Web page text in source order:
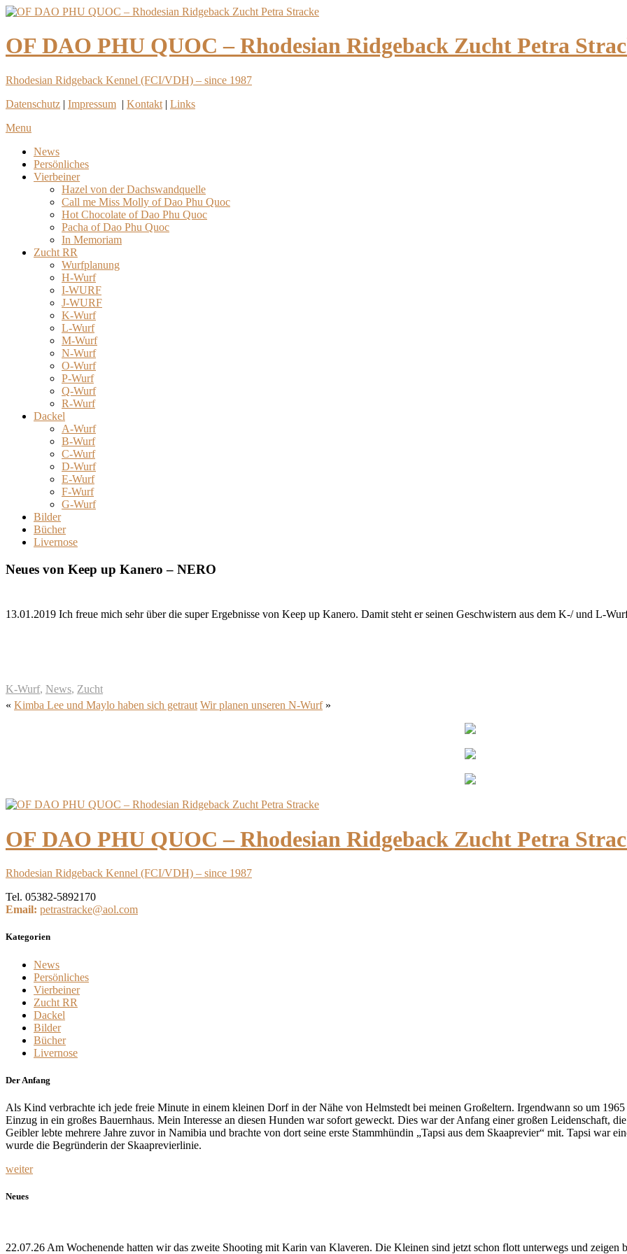
OF DAO PHU QUOC – Rhodesian Ridgeback Zucht Petra
Rhodesian Ridgeback Kennel (FCI/VDH) – since 1987
Datenschutz | Impressum | Kontakt | Links
Menu
News
Persönliches
Vierbeiner
Hazel von der Dachswandquelle
Call me Miss Molly of Dao Phu Quoc
Hot Chocolate of Dao Phu Quoc
Pacha of Dao Phu Quoc
In Memoriam
Zucht RR
Wurfplanung
H-Wurf
I-WURF
J-WURF
K-Wurf
L-Wurf
M-Wurf
N-Wurf
O-Wurf
P-Wurf
Q-Wurf
R-Wurf
Dackel
A-Wurf
B-Wurf
C-Wurf
D-Wurf
E-Wurf
F-Wurf
G-Wurf
Bilder
Bücher
Livernose
Neues von Keep up Kanero – NERO
13.01.2019 Ich freue mich sehr über die super Ergebnisse von Keep up Kanero. Damit steht er seinen Geschwistern aus dem K-/ und L-
K-Wurf, News, Zucht
« Kimba Lee und Maylo haben sich getraut Wir planen unseren N-Wurf»
OF DAO PHU QUOC – Rhodesian Ridgeback Zucht Petra
Rhodesian Ridgeback Kennel (FCI/VDH) – since 1987
Tel. 05382-5892170
Email: petrastracke@aol.com
Kategorien
News
Persönliches
Vierbeiner
Zucht RR
Dackel
Bilder
Bücher
Livernose
Der Anfang
Als Kind verbrachte ich jede freie Minute in einem kleinen Dorf in der Nähe von Helmstedt bei meinen Großeltern. Irgendwann so um
Einzug in ein großes Bauernhaus. Mein Interesse an diesen Hunden war sofort geweckt. Dies war der Anfang einer großen Leidenschaft,
Geibler lebte mehrere Jahre zuvor in Namibia und brachte von dort seine erste Stammhündin „Tapsi aus dem Skaaprevier“ mit. Tapsi war
wurde die Begründerin der Skaaprevierlinie.
weiter
Neues
22.07.26 Am Wochenende hatten wir das zweite Shooting mit Karin van Klaveren. Die Kleinen sind jetzt schon flott unterwegs und zeigen